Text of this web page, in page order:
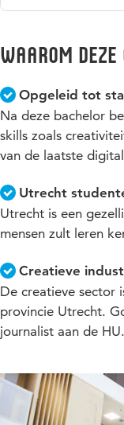
opleiding.
Waarom
Opgeleid tot
Na deze bachelor
skills zoals
van de laatste
Utrecht
Utrecht is een
mensen zult leren
Creatieve
De creatieve sector
provincie Utrecht.
journalist aan de HU.